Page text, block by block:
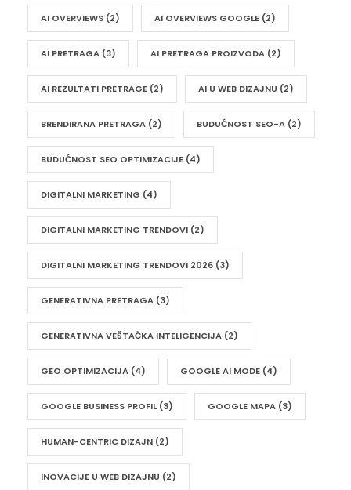
AI OVERVIEWS (2) AI OVERVIEWS GOOGLE (2)
AI PRETRAGA (3) AI PRETRAGA PROIZVODA (2)
AI REZULTATI PRETRAGE (2) AI U WEB DIZAJNU (2)
BRENDIRANA PRETRAGA (2) BUDUĆNOST SEO-A (2)
BUDUĆNOST SEO OPTIMIZACIJE (4)
DIGITALNI MARKETING (4)
DIGITALNI MARKETING TRENDOVI (2)
DIGITALNI MARKETING TRENDOVI 2026 (3)
GENERATIVNA PRETRAGA (3)
GENERATIVNA VEŠTAČKA INTELIGENCIJA (2)
GEO OPTIMIZACIJA (4) GOOGLE AI MODE (4)
GOOGLE BUSINESS PROFIL (3) GOOGLE MAPA (3)
HUMAN-CENTRIC DIZAJN (2)
INOVACIJE U WEB DIZAJNU (2)